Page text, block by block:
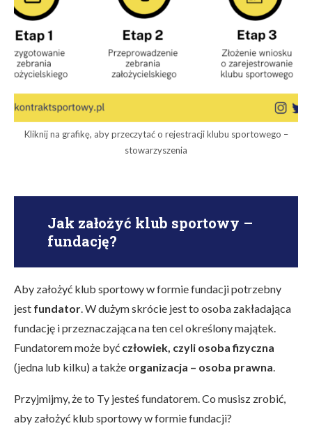
Kliknij na grafikę, aby przeczytać o rejestracji klubu sportowego –
stowarzyszenia
Jak założyć klub sportowy –
fundację?
Aby założyć klub sportowy w formie fundacji potrzebny
jest fundator. W dużym skrócie jest to osoba zakładająca
fundację i przeznaczająca na ten cel określony majątek.
Fundatorem może być człowiek, czyli osoba fizyczna
(jedna lub kilku) a także organizacja – osoba prawna.
Przyjmijmy, że to Ty jesteś fundatorem. Co musisz zrobić,
aby założyć klub sportowy w formie fundacji?